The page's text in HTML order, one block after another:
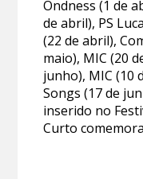
Ondness (1 de
de abril), PS
(22 de abril),
maio), MIC (20
junho), MIC (10
Songs (17 de
inserido no
Curto